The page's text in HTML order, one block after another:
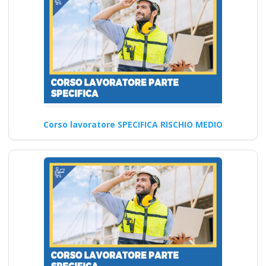
come applicare le
nuove norme del
2025 Nuovo accordo
stato regioni 2025
realtà virtuale app
formatori docenti
rspp rls rlst preposto
datore Evento
gratuiti più
partecipati dai
soggetto formatore
italiani di
aggiornamento
obbligatorio
ASPP/RSPP
(DL.81/08, RSPP) e
Corso lavoratore SPECIFICA RISCHIO MEDIO